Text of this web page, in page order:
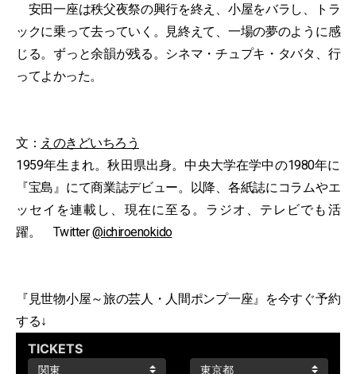
安田一座は秩父夜祭の興行を終え、小屋をバラし、トラ
ックに乗って去っていく。見終えて、一場の夢のように感
じる。ずっと余韻が残る。シネマ・チュプキ・タバタ、行
ってよかった。
文： えのきどいちろう
1959年生まれ。秋田県出身。中央大学在学中の1980年に
『宝島』にて商業誌デビュー。以降、各紙誌にコラムやエ
ッセイを連載し、現在に至る。ラジオ、テレビでも活
躍。 Twitter@ichiroenokido
『見世物小屋～旅の芸人・人間ポンプ一座』を今すぐ予約
する↓